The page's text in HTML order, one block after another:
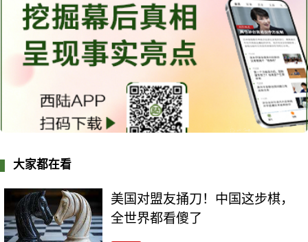
大家都在看
美国对盟友捅刀！中国这步棋，
全世界都看傻了